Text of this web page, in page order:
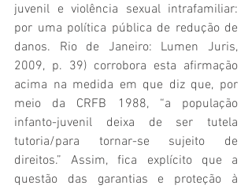
juvenil e violência sexual intrafamiliar:
por uma política pública de redução de
danos. Rio de Janeiro: Lumen Juris,
2009, p. 39) corrobora esta afirmação
acima na medida em que diz que, por
meio da CRFB 1988, “a população
infanto-juvenil deixa de ser tutela
tutoria/para tornar-se sujeito de
direitos.” Assim, fica explícito que a
questão das garantias e proteção à